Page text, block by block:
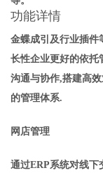
功能详情
金蝶成引及行业插件
长性企业更好的依托
沟通与协作,搭建高
的管理体系.
网店管理
通过ERP系统对线下